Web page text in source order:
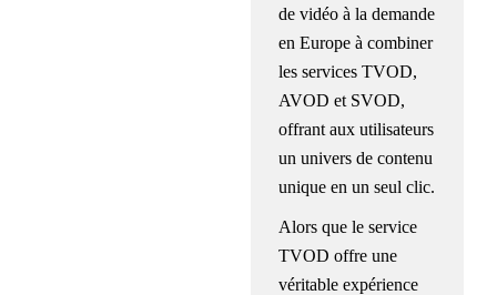
de vidéo à la demande
en Europe à combiner
les services TVOD,
AVOD et SVOD,
offrant aux utilisateurs
un univers de contenu
unique en un seul clic.
Alors que le service
TVOD offre une
véritable expérience